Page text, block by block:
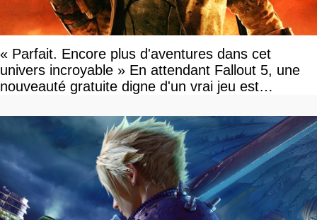
« Parfait. Encore plus d'aventures dans cet
univers incroyable » En attendant Fallout 5, une
nouveauté gratuite digne d'un vrai jeu est